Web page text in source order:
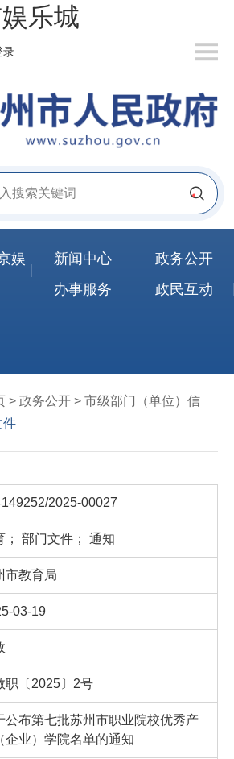
乐城
录
娱
新闻中心
政务公开
办事服务
政民互动
> 政务公开 > 市级部门（单位）信
件
2025-00027
； 部门文件 ； 通知
市教育局
03-19
职〔2025〕2号
公布第七批苏州市职业院校优秀产
企业）学院名单的通知